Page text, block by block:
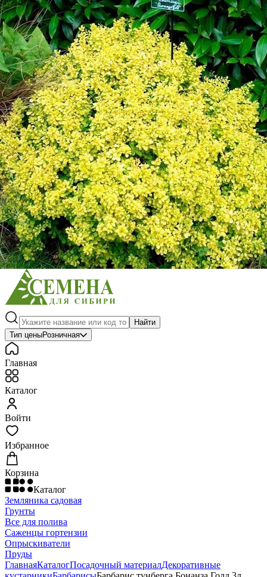
Выберите город
Обратный звонокЗаказать обратный звонок
Каталог
Семена
Грунты
Газонные травы, сидераты
Горшки, рассадники, аксессуары
Посадочный материал
Садовый инструмент, инвентарь
Консервирование
Средства защиты, удобрения, добавки, химия
Обустройство сада, декор
Найти
Тип ценыРозничная
Главная
Каталог
Войти
Избранное
Корзина
Каталог
Земляника садовая
Грунты
Все для полива
Саженцы гортензии
Опрыскиватели
Пруды
ГлавнаяКаталогПосадочный материалДекоративные